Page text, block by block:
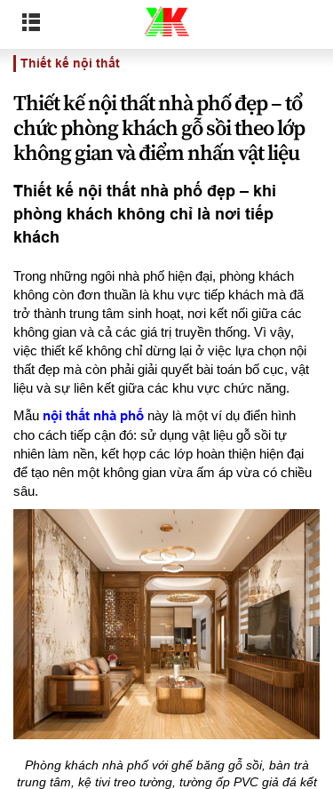
Thiết kế nội thất
Thiết kế nội thất nhà phố đẹp – tổ
chức phòng khách gỗ sồi theo lớp
không gian và điểm nhấn vật liệu
Thiết kế nội thất nhà phố đẹp – khi
phòng khách không chỉ là nơi tiếp
khách
Trong những ngôi nhà phố hiện đại, phòng khách
không còn đơn thuần là khu vực tiếp khách mà đã
trở thành trung tâm sinh hoạt, nơi kết nối giữa các
không gian và cả các giá trị truyền thống. Vì vậy,
việc thiết kế không chỉ dừng lại ở việc lựa chọn nội
thất đẹp mà còn phải giải quyết bài toán bố cục, vật
liệu và sự liên kết giữa các khu vực chức năng.
Mẫu nội thất nhà phố này là một ví dụ điển hình
cho cách tiếp cận đó: sử dụng vật liệu gỗ sồi tự
nhiên làm nền, kết hợp các lớp hoàn thiện hiện đại
để tạo nên một không gian vừa ấm áp vừa có chiều
sâu.
Phòng khách nhà phố với ghế băng gỗ sồi, bàn trà
trung tâm, kệ tivi treo tường, tường ốp PVC giả đá kết